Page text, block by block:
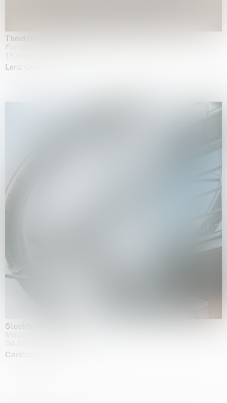
Theatre of the mind
Lenz Geerk
Stockholm Slides
Carsten Höller